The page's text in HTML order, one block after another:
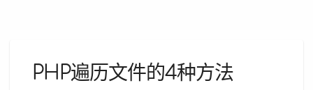
PHP遍历文件的4种方法